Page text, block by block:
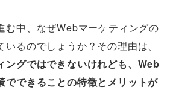
む中、なぜWebマーケティングの
るのでしょうか？その理由は、
ングではできないけれども、Web
でできることの特徴とメリットが